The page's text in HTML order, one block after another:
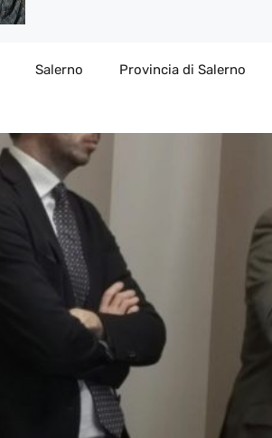
Salerno Provincia di Salerno